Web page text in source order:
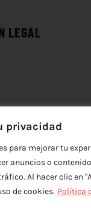
privacidad
para mejorar tu
anuncios o
Al hacer clic en
de cookies. Política
LEGAL